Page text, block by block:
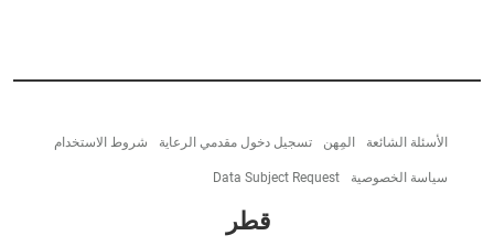
الأسئلة الشائعة المِهن تسجيل دخول مقدمي الرعاية شروط الاستخدام
سياسة الخصوصية Data Subject Request
قطر‎